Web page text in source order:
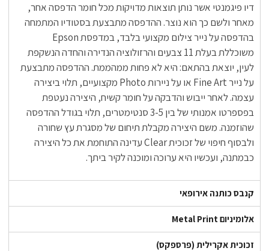
דיו פיגמנטי אשר נותן תוצאות מדויקות מכל חומר הדפסה אחר,
מאחר ולשם כך הוא נוצר. ההדפסה מתבצעת בסטודיו המתמחה
בהדפסה על נייר צילום מקצועי בלבד, במדפסת Epson
משוכללת בעלת 11 צבעים והרזולוציה הנדירה והחדה הנשקפת
לעין, יוצאת בהתאם: היא לא פחות ממהממת. ההדפסה מתבצעת
על נייר Fine Art או על ניירות Photo מקצועיים, תלוי ביצירה
עצמה. לאחר ייבוש והדבקה על חומר קשיח, היצירה נעטפת
בפספרטו אמנותי של בין 3-5 סנטימטרים, תלוי בגודל ההדפסה
שהוזמנה. משם היצירה מקבלת תיחום של מסגרת עץ שחורה
ולבסוף חיפוי של זכוכית Clear עדינה התוחמת את כל היצירה
כבמתנה, ועכשיו היא ערוכה ומוכנה לקיר ביתך.
קנבס כותנה אירופאי
אלומיניום Metal Print
זכוכית אקרילית (פרספקס)